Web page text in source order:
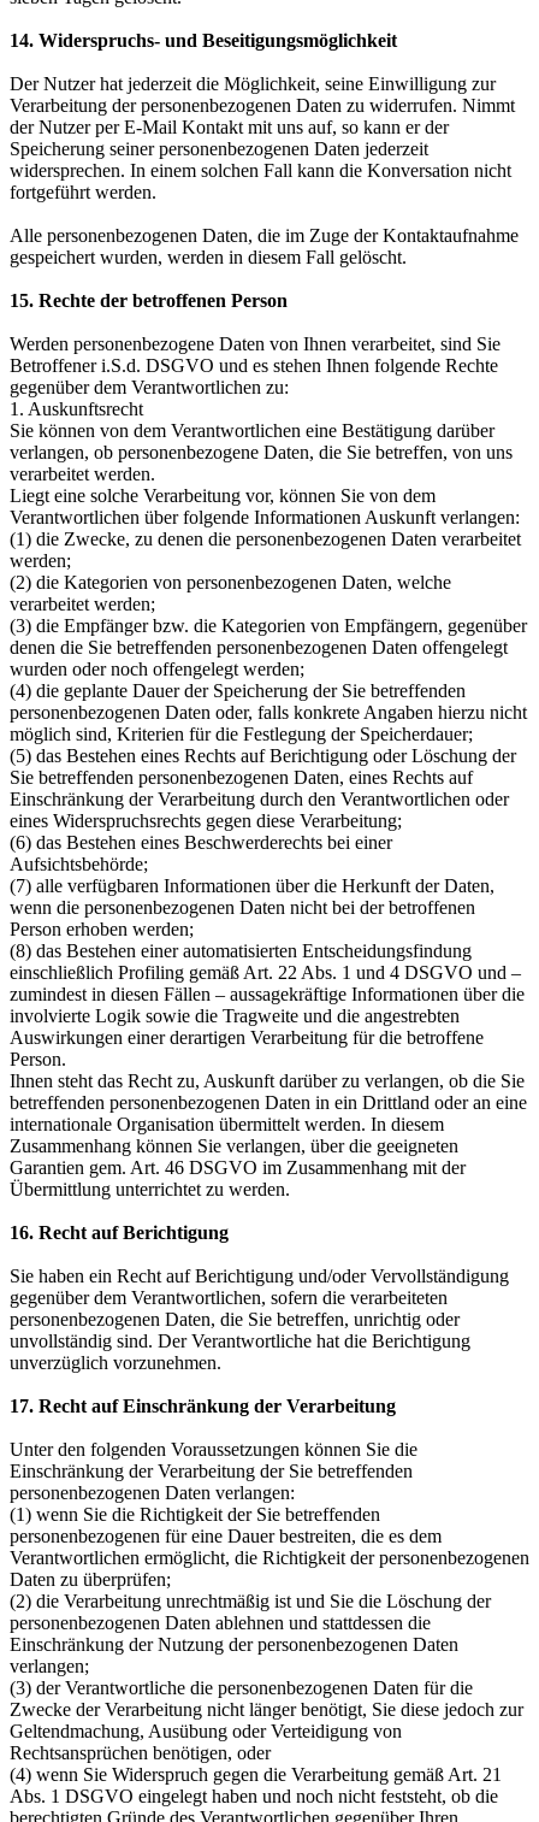
14. Widerspruchs- und Beseitigungsmöglichkeit
Der Nutzer hat jederzeit die Möglichkeit, seine Einwilligung zur
Verarbeitung der personenbezogenen Daten zu widerrufen. Nimmt
der Nutzer per E-Mail Kontakt mit uns auf, so kann er der
Speicherung seiner personenbezogenen Daten jederzeit
widersprechen. In einem solchen Fall kann die Konversation nicht
fortgeführt werden.
Alle personenbezogenen Daten, die im Zuge der Kontaktaufnahme
gespeichert wurden, werden in diesem Fall gelöscht.
15. Rechte der betroffenen Person
Werden personenbezogene Daten von Ihnen verarbeitet, sind Sie
Betroffener i.S.d. DSGVO und es stehen Ihnen folgende Rechte
gegenüber dem Verantwortlichen zu:
1. Auskunftsrecht
Sie können von dem Verantwortlichen eine Bestätigung darüber
verlangen, ob personenbezogene Daten, die Sie betreffen, von uns
verarbeitet werden.
Liegt eine solche Verarbeitung vor, können Sie von dem
Verantwortlichen über folgende Informationen Auskunft verlangen:
(1) die Zwecke, zu denen die personenbezogenen Daten verarbeitet
werden;
(2) die Kategorien von personenbezogenen Daten, welche
verarbeitet werden;
(3) die Empfänger bzw. die Kategorien von Empfängern, gegenüber
denen die Sie betreffenden personenbezogenen Daten offengelegt
wurden oder noch offengelegt werden;
(4) die geplante Dauer der Speicherung der Sie betreffenden
personenbezogenen Daten oder, falls konkrete Angaben hierzu nicht
möglich sind, Kriterien für die Festlegung der Speicherdauer;
(5) das Bestehen eines Rechts auf Berichtigung oder Löschung der
Sie betreffenden personenbezogenen Daten, eines Rechts auf
Einschränkung der Verarbeitung durch den Verantwortlichen oder
eines Widerspruchsrechts gegen diese Verarbeitung;
(6) das Bestehen eines Beschwerderechts bei einer
Aufsichtsbehörde;
(7) alle verfügbaren Informationen über die Herkunft der Daten,
wenn die personenbezogenen Daten nicht bei der betroffenen
Person erhoben werden;
(8) das Bestehen einer automatisierten Entscheidungsfindung
einschließlich Profiling gemäß Art. 22 Abs. 1 und 4 DSGVO und –
zumindest in diesen Fällen – aussagekräftige Informationen über die
involvierte Logik sowie die Tragweite und die angestrebten
Auswirkungen einer derartigen Verarbeitung für die betroffene
Person.
Ihnen steht das Recht zu, Auskunft darüber zu verlangen, ob die Sie
betreffenden personenbezogenen Daten in ein Drittland oder an eine
internationale Organisation übermittelt werden. In diesem
Zusammenhang können Sie verlangen, über die geeigneten
Garantien gem. Art. 46 DSGVO im Zusammenhang mit der
Übermittlung unterrichtet zu werden.
16. Recht auf Berichtigung
Sie haben ein Recht auf Berichtigung und/oder Vervollständigung
gegenüber dem Verantwortlichen, sofern die verarbeiteten
personenbezogenen Daten, die Sie betreffen, unrichtig oder
unvollständig sind. Der Verantwortliche hat die Berichtigung
unverzüglich vorzunehmen.
17. Recht auf Einschränkung der Verarbeitung
Unter den folgenden Voraussetzungen können Sie die
Einschränkung der Verarbeitung der Sie betreffenden
personenbezogenen Daten verlangen:
(1) wenn Sie die Richtigkeit der Sie betreffenden
personenbezogenen für eine Dauer bestreiten, die es dem
Verantwortlichen ermöglicht, die Richtigkeit der personenbezogenen
Daten zu überprüfen;
(2) die Verarbeitung unrechtmäßig ist und Sie die Löschung der
personenbezogenen Daten ablehnen und stattdessen die
Einschränkung der Nutzung der personenbezogenen Daten
verlangen;
(3) der Verantwortliche die personenbezogenen Daten für die
Zwecke der Verarbeitung nicht länger benötigt, Sie diese jedoch zur
Geltendmachung, Ausübung oder Verteidigung von
Rechtsansprüchen benötigen, oder
(4) wenn Sie Widerspruch gegen die Verarbeitung gemäß Art. 21
Abs. 1 DSGVO eingelegt haben und noch nicht feststeht, ob die
berechtigten Gründe des Verantwortlichen gegenüber Ihren